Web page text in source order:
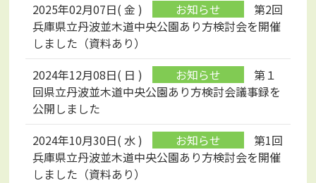
2025年02月07日( 金 )
第2回
兵庫県立丹波並木道中央公園あり方検討会を開催
しました（資料あり）
2024年12月08日( 日 )
第１
回県立丹波並木道中央公園あり方検討会議事録を
公開しました
2024年10月30日( 水 )
第1回
兵庫県立丹波並木道中央公園あり方検討会を開催
しました（資料あり）